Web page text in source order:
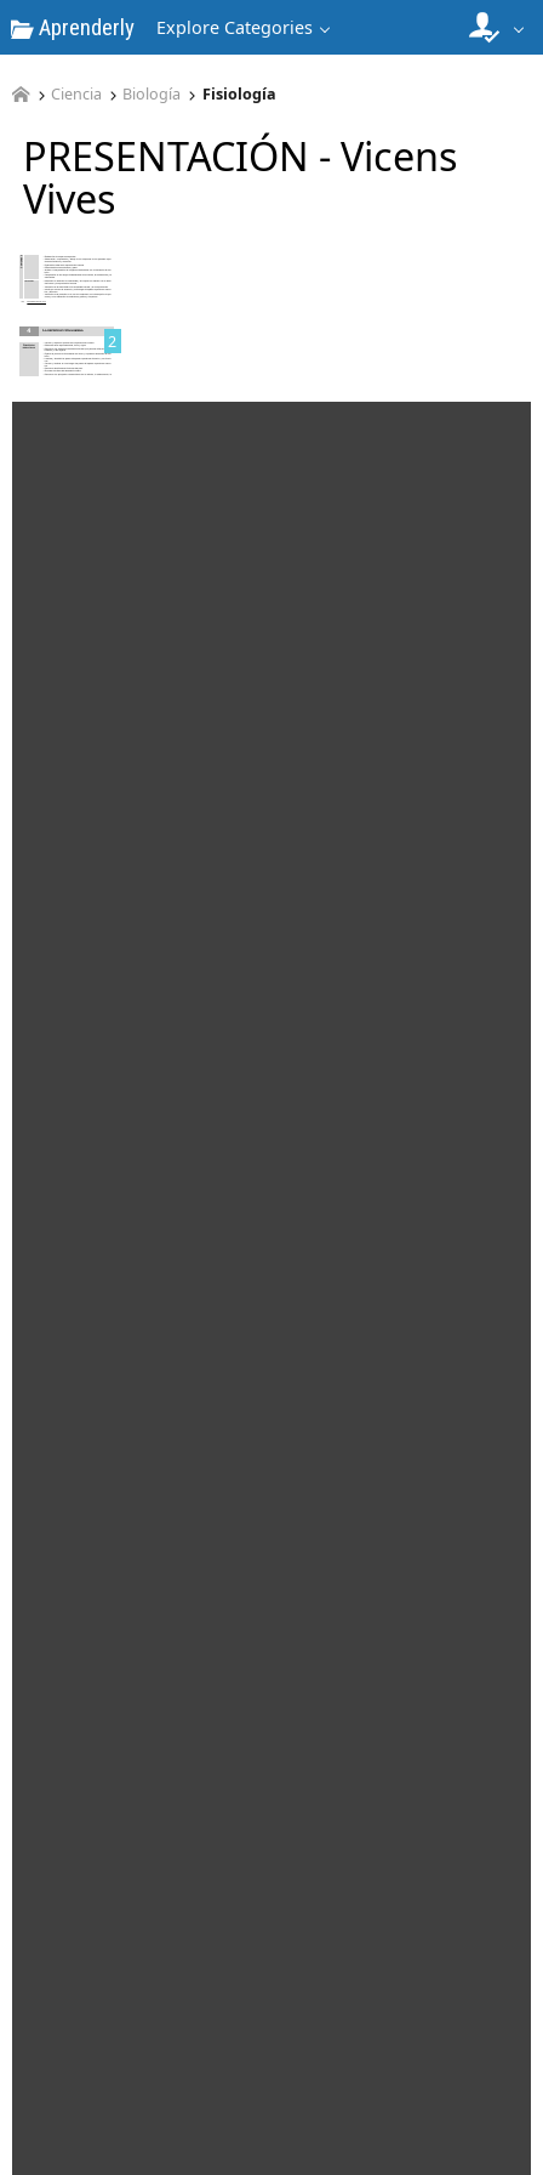
Aprenderly Explore Categories
Ciencia Biología Fisiología
PRESENTACIÓN - Vicens
Vives
2